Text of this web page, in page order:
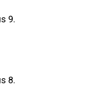
9.
8.